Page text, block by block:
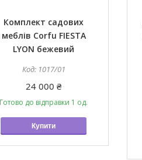
Комплект садових
меблів Corfu FIESTA
LYON бежевий
1017/01
24 000 ₴
Готово до відправки 1 од.
Купити